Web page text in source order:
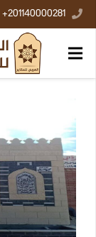
201140000281+